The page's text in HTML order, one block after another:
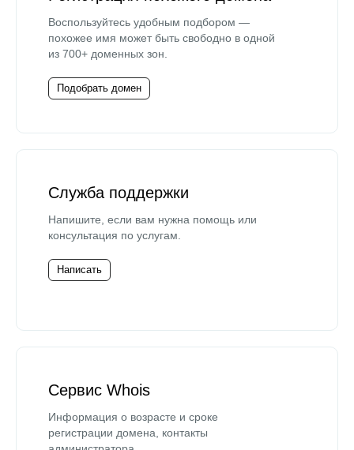
Воспользуйтесь удобным подбором —
похожее имя может быть свободно в одной
из 700+ доменных зон.
Подобрать домен
Служба поддержки
Напишите, если вам нужна помощь или
консультация по услугам.
Написать
Сервис Whois
Информация о возрасте и сроке
регистрации домена, контакты